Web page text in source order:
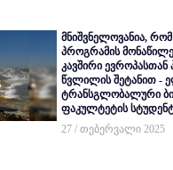
მნიშვნელოვანია,
პროგრამის
კავშირი
წვლილის შეტანით -
ტრანსგლობალური
ფაკულტეტის
27 / თებერვალი 2025